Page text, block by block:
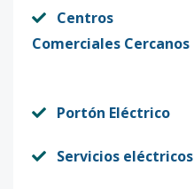
Centros
Comerciales Cercanos
Portón Eléctrico
Servicios eléctricos